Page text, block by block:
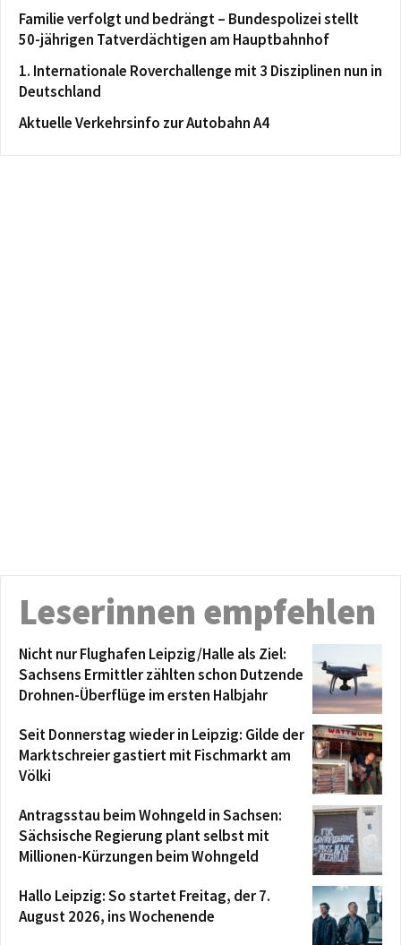
Familie verfolgt und bedrängt – Bundespolizei stellt
50-jährigen Tatverdächtigen am Hauptbahnhof
1. Internationale Roverchallenge mit 3 Disziplinen nun in
Deutschland
Aktuelle Verkehrsinfo zur Autobahn A4
Leserinnen empfehlen
Nicht nur Flughafen Leipzig/Halle als Ziel:
Sachsens Ermittler zählten schon Dutzende
Drohnen-Überflüge im ersten Halbjahr
Seit Donnerstag wieder in Leipzig: Gilde der
Marktschreier gastiert mit Fischmarkt am
Völki
Antragsstau beim Wohngeld in Sachsen:
Sächsische Regierung plant selbst mit
Millionen-Kürzungen beim Wohngeld
Hallo Leipzig: So startet Freitag, der 7.
August 2026, ins Wochenende